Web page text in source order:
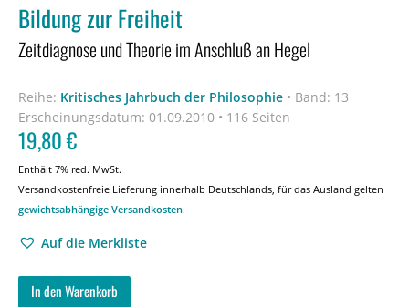
Bildung zur Freiheit
Zeitdiagnose und Theorie im Anschluß an Hegel
Reihe: Kritisches Jahrbuch der Philosophie • Band: 13
Erscheinungsdatum: 01.09.2010 • 116 Seiten
19,80€
Enthält 7% red. MwSt.
Versandkostenfreie Lieferung innerhalb Deutschlands, für das Ausland gelten
gewichtsabhängige Versandkosten.
Auf die Merkliste
In den Warenkorb